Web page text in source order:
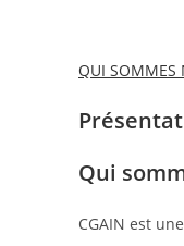
QUI SOMMES
Qui
CGAIN est une